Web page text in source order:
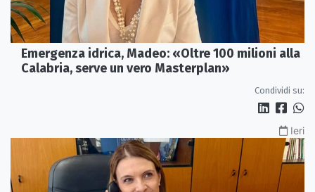
Emergenza idrica, Madeo: «Oltre 100 milioni alla
Calabria, serve un vero Masterplan»
Condividi su:
Ieri